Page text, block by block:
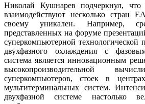
Николай Кушнарев подчеркнул,
взаимодействуют несколько
своему уникален. Например,
представленных на форуме
суперкомпьютерной технологической
двухфазного охлаждения с
система является инновационным
высокопроизводительной
суперкомпьютеров, стоек в
мультитерминальных систем.
двухфазной системе настолько